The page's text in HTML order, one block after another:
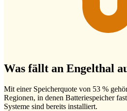
Was fällt an Engelthal
Mit einer Speicherquote von 53 %
Regionen, in denen Batteriespeicher
Systeme sind bereits installiert.